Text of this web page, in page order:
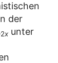
der
x unter